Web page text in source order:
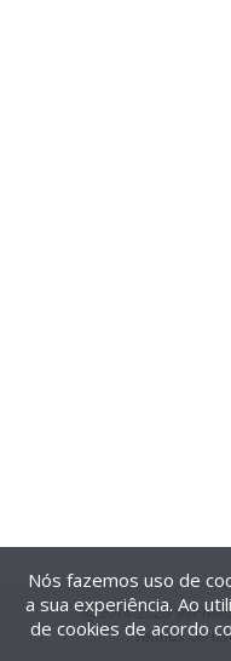
@2014-2026
Termos de
Nós fazemos uso de
a sua experiência. Ao
de cookies de acordo